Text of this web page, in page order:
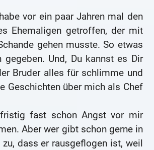
vor ein paar Jahren mal den
Ehemaligen getroffen, der mit
gehen musste. So etwas
gegeben. Und, Du kannst es Dir
Bruder alles für schlimme und
Geschichten über mich als Chef
fast schon Angst vor mir
Aber wer gibt schon gerne in
dass er rausgeflogen ist, weil